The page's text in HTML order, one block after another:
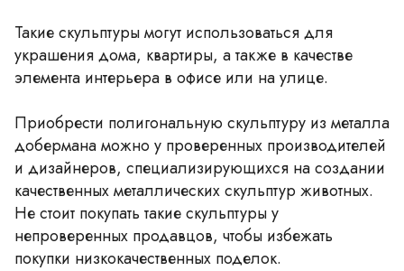
Такие скульптуры могут использоваться для
украшения дома, квартиры, а также в качестве
элемента интерьера в офисе или на улице.
Приобрести полигональную скульптуру из металла
добермана можно у проверенных производителей
и дизайнеров, специализирующихся на создании
качественных металлических скульптур животных.
Не стоит покупать такие скульптуры у
непроверенных продавцов, чтобы избежать
покупки низкокачественных поделок.